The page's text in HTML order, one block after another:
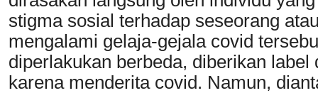
stigma sosial terhadap seseorang
mengalami gelaja-gejala covid
diperlakukan berbeda, diberikan
karena menderita covid. Namun,